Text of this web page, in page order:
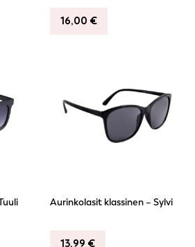
16,00 €
Aurinkolasit klassinen – Sylvi
13,99 €